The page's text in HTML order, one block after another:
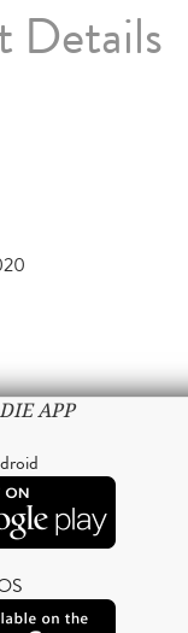
Details
APP